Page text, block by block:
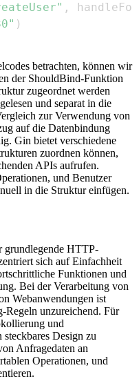
,
)
betrachten, können wir
der ShouldBind-Funktion
zugeordnet werden
und separat in die
zur Verwendung von
auf die Datenbindung
Gin bietet verschiedene
zuordnen können,
APIs aufrufen.
und Benutzer
in die Struktur einfügen.
grundlegende HTTP-
sich auf Einfachheit
Funktionen und
Bei der Verarbeitung von
Webanwendungen ist
Regeln unzureichend. Für
und
Design zu
Anfragedaten an
Operationen, und